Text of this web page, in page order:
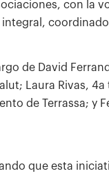
con la
de David
Laura Rivas,
de Terrassa; y
que esta